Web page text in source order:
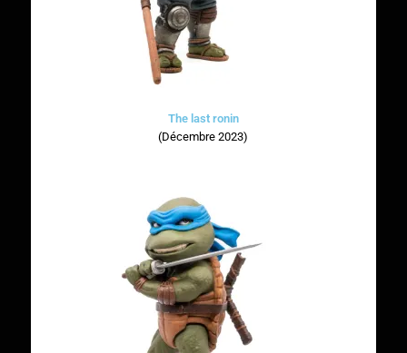
The last ronin
(Décembre 2023)